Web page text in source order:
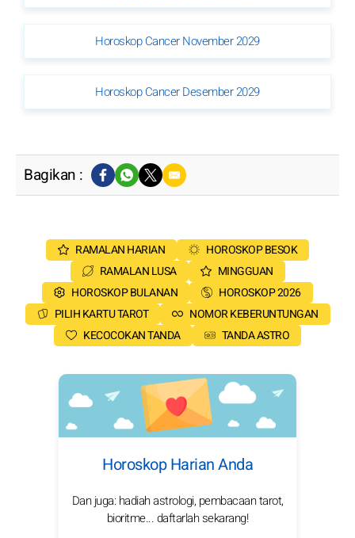
Horoskop Cancer November 2029
Horoskop Cancer Desember 2029
Bagikan :
RAMALAN HARIAN
HOROSKOP BESOK
RAMALAN LUSA
MINGGUAN
HOROSKOP BULANAN
HOROSKOP 2026
PILIH KARTU TAROT
NOMOR KEBERUNTUNGAN
KECOCOKAN TANDA
TANDA ASTRO
Horoskop Harian Anda
Dan juga: hadiah astrologi, pembacaan tarot,
bioritme... daftarlah sekarang!